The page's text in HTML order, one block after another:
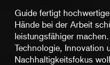
Guide fertigt
Hände bei der Arbeit
leistungsfähiger
Technologie, Innovation
Nachhaltigkeitsfokus